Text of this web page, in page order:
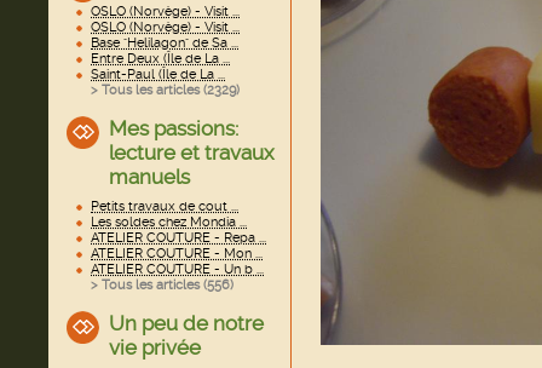
OSLO (Norvège) - Visit ...
OSLO (Norvège) - Visit ...
Base "Helilagon" de Sa ...
Entre Deux (Île de La ...
Saint-Paul (Île de La ...
> Tous les articles (2329)
Mes passions:
lecture et travaux
manuels
Petits travaux de cout ...
Les soldes chez Mondia ...
ATELIER COUTURE - Repa ...
ATELIER COUTURE - Mon ...
ATELIER COUTURE - Un b ...
> Tous les articles (556)
Un peu de notre
vie privée